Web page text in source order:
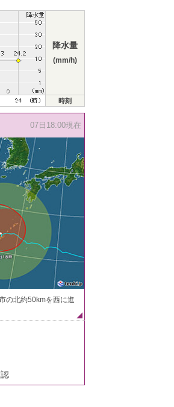
降水量
(mm/h)
時刻
07日18:00現在
の北約50kmを西に進